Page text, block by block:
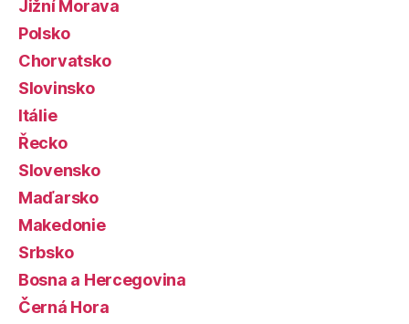
Jižní Morava
Polsko
Chorvatsko
Slovinsko
Itálie
Řecko
Slovensko
Maďarsko
Makedonie
Srbsko
Bosna a Hercegovina
Černá Hora